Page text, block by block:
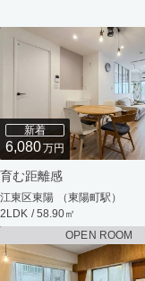
新着
6,080万円
育む距離感
江東区東陽 （東陽町駅）
2LDK / 58.90㎡
OPEN ROOM